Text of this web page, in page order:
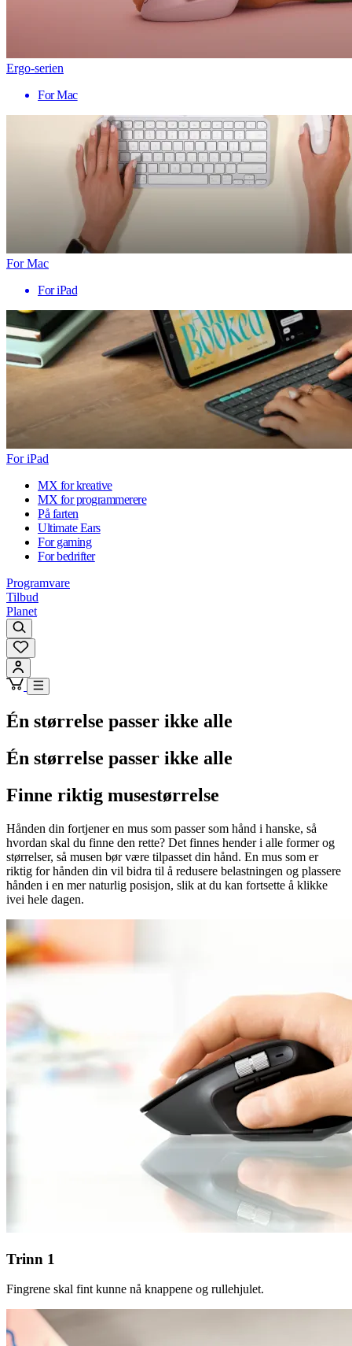
Ergo-serien
For Mac
For Mac
For iPad
For iPad
MX for kreative
MX for programmerere
På farten
Ultimate Ears
For gaming
For bedrifter
Programvare
Tilbud
Planet
Én størrelse passer ikke alle
Én størrelse passer ikke alle
Finne riktig musestørrelse
Hånden din fortjener en mus som passer som hånd i hanske, så
hvordan skal du finne den rette? Det finnes hender i alle former og
størrelser, så musen bør være tilpasset din hånd. En mus som er
riktig for hånden din vil bidra til å redusere belastningen og plassere
hånden i en mer naturlig posisjon, slik at du kan fortsette å klikke
ivei hele dagen.
Trinn 1
Fingrene skal fint kunne nå knappene og rullehjulet.